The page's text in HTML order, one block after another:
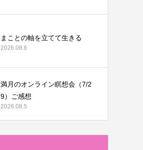
まことの軸を立てて生きる
2026.08.6
満月のオンライン瞑想会（7/2
9）ご感想
2026.08.5